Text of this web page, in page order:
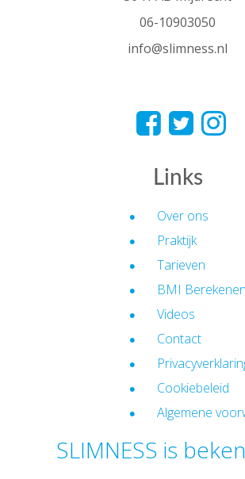
06-10903050
info@slimness.nl
Links
Over ons
Praktijk
Tarieven
BMI Berekenen
Videos
Contact
Cookiebeleid
Algemene
SLIMNESS is